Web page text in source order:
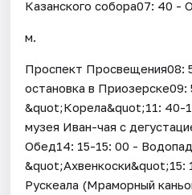
Казанского собора07: 40 -
м.
Проспект Просвещения08:
остановка в
&quot;Корела&quot;11: 40-
музея Иван-чая с
Обед14: 15-15: 00 -
&quot;Ахвенкоски&quot;15:
Рускеала (Мраморный